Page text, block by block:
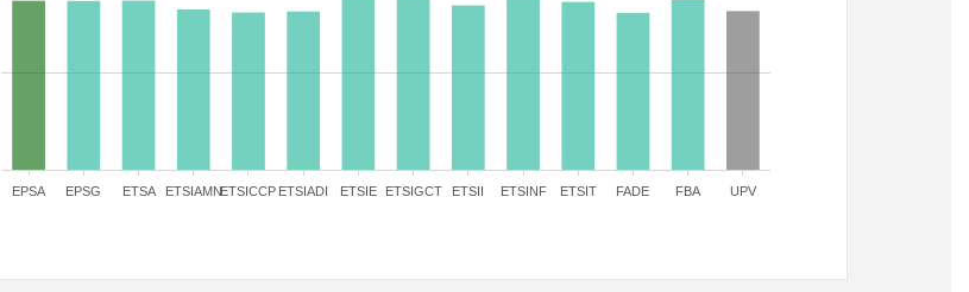
EPSA EPSG ETSA ETSIAMNETSICCP ETSIADI ETSIE ETSIGCT ETSII ETSINF ETSIT FADE FBA UPV